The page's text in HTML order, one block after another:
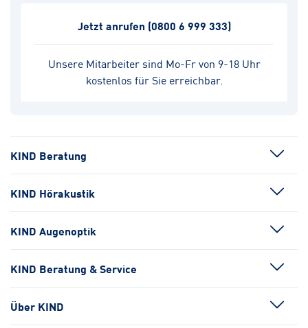
Unsere Mitarbeiter sind Mo-Fr von 9-18 Uhr
kostenlos für Sie erreichbar.
Jetzt anrufen (0800 6 999 333)
KIND Beratung
KIND Hörakustik
KIND Augenoptik
KIND Beratung & Service
Über KIND